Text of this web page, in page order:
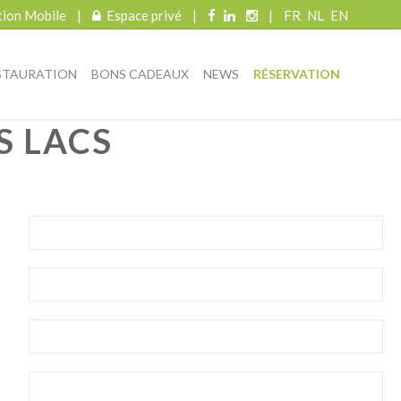
Mobile | Espace privé | | FR NL EN
BONS CADEAUX NEWS RÉSERVATION
LACS